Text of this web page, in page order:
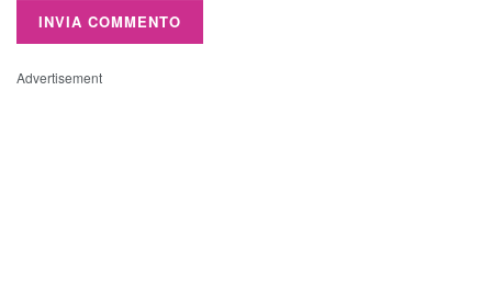
Advertisement